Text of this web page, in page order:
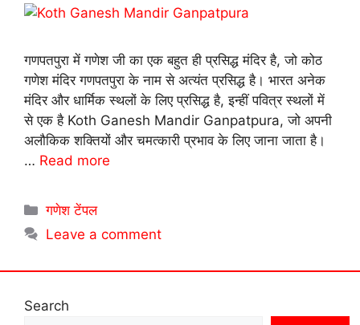
गणपतपुरा में गणेश जी का एक बहुत ही प्रसिद्ध मंदिर है, जो कोठ
गणेश मंदिर गणपतपुरा के नाम से अत्यंत प्रसिद्ध है। भारत अनेक
मंदिर और धार्मिक स्थलों के लिए प्रसिद्ध है, इन्हीं पवित्र स्थलों में
से एक है Koth Ganesh Mandir Ganpatpura, जो अपनी
अलौकिक शक्तियों और चमत्कारी प्रभाव के लिए जाना जाता है।
… Read more
Categories
गणेश टेंपल
Leave a comment
Search